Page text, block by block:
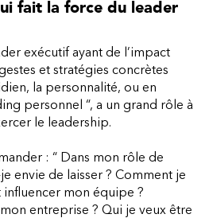
fait la force du leader
exécutif ayant de l’impact
et stratégies concrètes
la personnalité, ou en
personnel “, a un grand rôle à
le leadership.
: “ Dans mon rôle de
envie de laisser ? Comment je
mon équipe ?
entreprise ? Qui je veux être